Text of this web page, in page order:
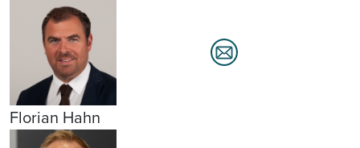
Florian Hahn